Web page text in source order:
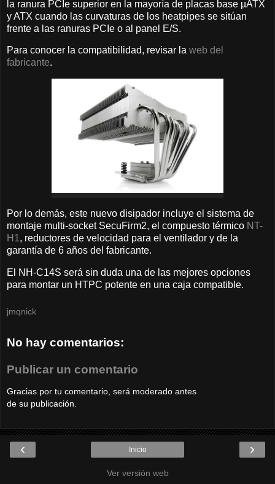
la ranura PCIe superior en la mayoría de placas base µATX
y ATX cuando las curvaturas de los heatpipes se sitúan
frente a las ranuras PCIe o al panel E/S.
Para conocer la compatibilidad, revisar la web del
fabricante.
Por lo demás, este nuevo disipador incluye el sistema de
montaje multi-socket SecuFirm2, el compuesto térmico NT-
H1 , reductores de velocidad para el ventilador y de la
garantía de 6 años del fabricante.
El NH-C14S será sin duda una de las mejores opciones
para montar un HTPC potente en una caja compatible.
jmqnick
No hay comentarios:
Publicar un comentario
Gracias por tu comentario, será moderado antes
de su publicación.
‹ ›
Inicio
Ver versión web